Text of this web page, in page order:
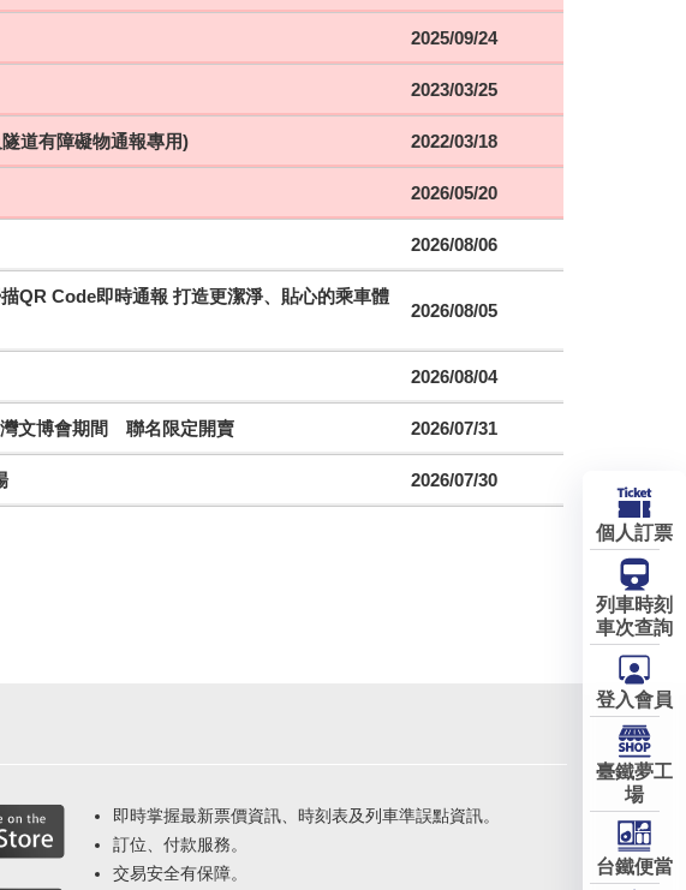
2025/09/24
2023/03/25
道有障礙物通報專用) 2022/03/18
2026/05/20
2026/08/06
QR Code即時通報 打造更潔淨、貼心的乘車體
2026/08/05
2026/08/04
文博會期間 聯名限定開賣 2026/07/31
2026/07/30
即時掌握最新票價資訊、時刻表及列車準誤點資訊。
訂位、付款服務。
交易安全有保障。
個人訂票
列車時刻
車次查詢
登入會員
臺鐵夢工
場
台鐵便當